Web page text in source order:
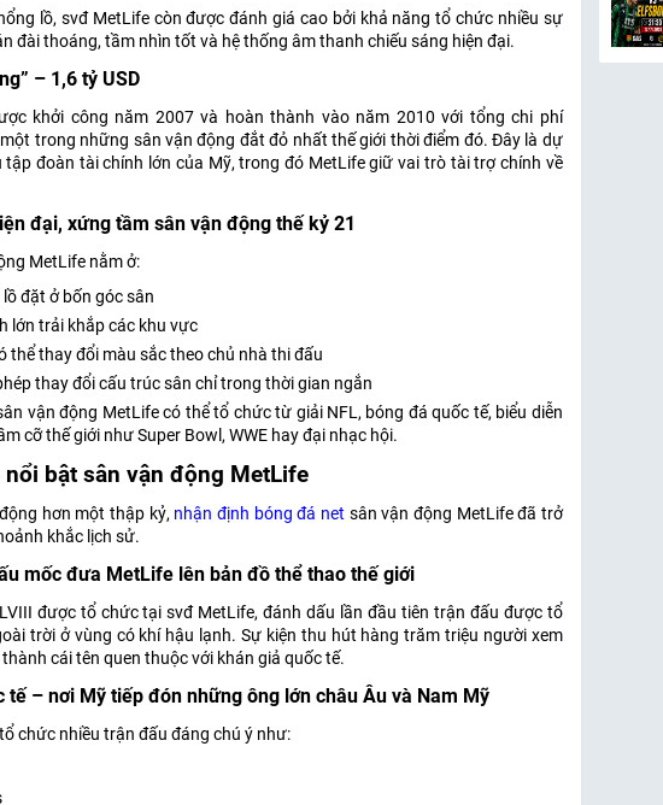
lồ, svđ MetLife còn được đánh giá cao bởi khả năng tổ chức nhiều sự
đài thoáng, tầm nhìn tốt và hệ thống âm thanh chiếu sáng hiện đại.
– 1,6 tỷ USD
khởi công năm 2007 và hoàn thành vào năm 2010 với tổng chi phí
một trong những sân vận động đắt đỏ nhất thế giới thời điểm đó. Đây là dự
đoàn tài chính lớn của Mỹ, trong đó MetLife giữ vai trò tài trợ chính về
đại, xứng tầm sân vận động thế kỷ 21
MetLife nằm ở:
đặt ở bốn góc sân
lớn trải khắp các khu vực
thể thay đổi màu sắc theo chủ nhà thi đấu
thay đổi cấu trúc sân chỉ trong thời gian ngắn
vận động MetLife có thể tổ chức từ giải NFL, bóng đá quốc tế, biểu diễn
cỡ thế giới như Super Bowl, WWE hay đại nhạc hội.
bật sân vận động MetLife
hơn một thập kỷ, nhận định bóng đá net sân vận động MetLife đã trở
khắc lịch sử.
mốc đưa MetLife lên bản đồ thể thao thế giới
được tổ chức tại svđ MetLife, đánh dấu lần đầu tiên trận đấu được tổ
trời ở vùng có khí hậu lạnh. Sự kiện thu hút hàng trăm triệu người xem
cái tên quen thuộc với khán giả quốc tế.
tế – nơi Mỹ tiếp đón những ông lớn châu Âu và Nam Mỹ
chức nhiều trận đấu đáng chú ý như: